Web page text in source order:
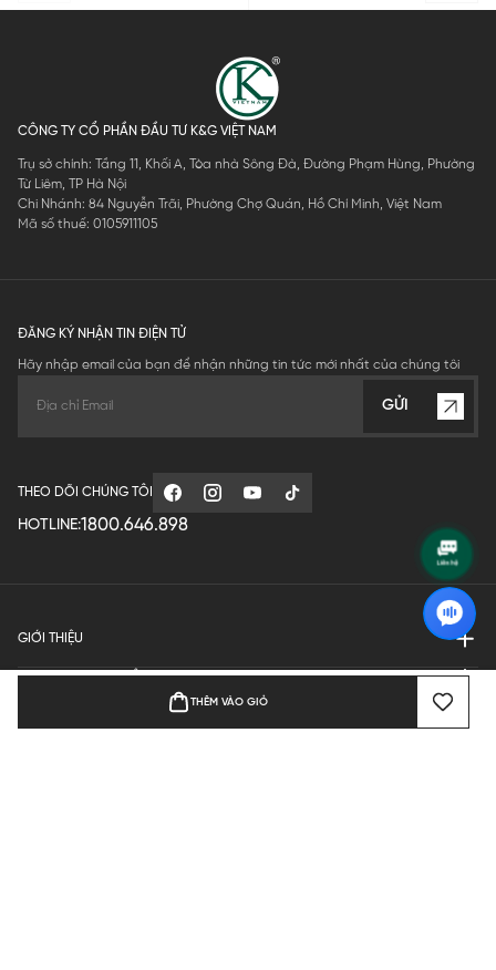
THÊM VÀO GIỎ
CÔNG TY CỔ PHẦN ĐẦU TƯ K&G VIỆT NAM
Trụ sở chính: Tầng 11, Khối A, Tòa nhà Sông Đà, Đường Phạm Hùng, Phường
Từ Liêm, TP Hà Nội
Chi Nhánh: 84 Nguyễn Trãi, Phường Chợ Quán, Hồ Chí Minh, Việt Nam
Mã số thuế: 0105911105
ĐĂNG KÝ NHẬN TIN ĐIỆN TỬ
Hãy nhập email của bạn để nhận những tin tức mới nhất của chúng tôi
GỬI
THEO DÕI CHÚNG TÔI
HOTLINE:1800.646.898
GIỚI THIỆU
QUY ĐỊNH HOẠT ĐỘNG